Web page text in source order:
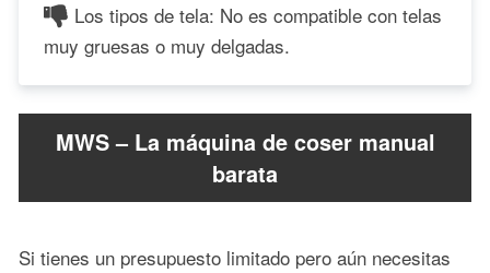
Los tipos de tela: No es compatible con telas
muy gruesas o muy delgadas.
MWS – La máquina de coser manual
barata
Si tienes un presupuesto limitado pero aún necesitas